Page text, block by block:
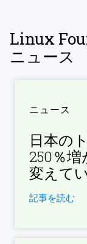
Linux
ニュース
ニュース
日本の
250％
変えて
記事を読む